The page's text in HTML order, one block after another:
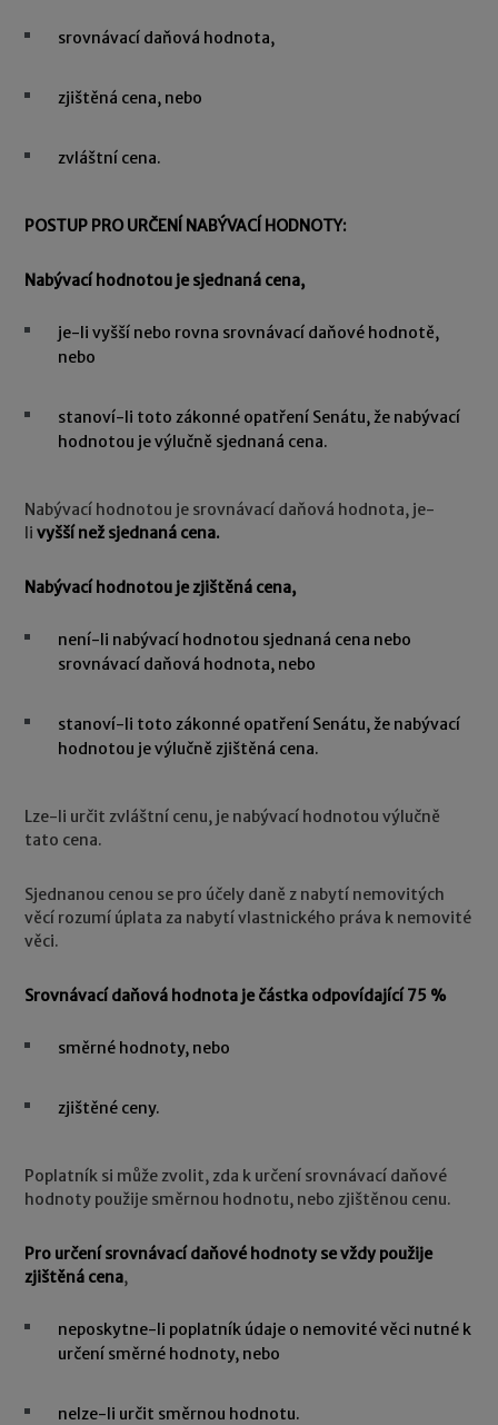
srovnávací daňová hodnota,
zjištěná cena, nebo
zvláštní cena.
POSTUP PRO URČENÍ NABÝVACÍ HODNOTY:
Nabývací hodnotou je sjednaná cena,
je-li vyšší nebo rovna srovnávací daňové hodnotě,
nebo
stanoví-li toto zákonné opatření Senátu, že nabývací
hodnotou je výlučně sjednaná cena.
Nabývací hodnotou je srovnávací daňová hodnota, je-
livyšší než sjednaná cena.
Nabývací hodnotou je zjištěná cena,
není-li nabývací hodnotou sjednaná cena nebo
srovnávací daňová hodnota, nebo
stanoví-li toto zákonné opatření Senátu, že nabývací
hodnotou je výlučně zjištěná cena.
Lze-li určit zvláštní cenu, je nabývací hodnotou výlučně
tato cena.
Sjednanou cenou se pro účely daně z nabytí nemovitých
věcí rozumí úplata za nabytí vlastnického práva k nemovité
věci.
Srovnávací daňová hodnota je částka odpovídající 75 %
směrné hodnoty, nebo
zjištěné ceny.
Poplatník si může zvolit, zda k určení srovnávací daňové
hodnoty použije směrnou hodnotu, nebo zjištěnou cenu.
Pro určení srovnávací daňové hodnoty se vždy použije
zjištěná cena,
neposkytne-li poplatník údaje o nemovité věci nutné k
určení směrné hodnoty, nebo
nelze-li určit směrnou hodnotu.